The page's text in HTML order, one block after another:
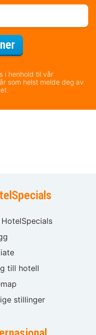
i henhold til vår
som helst melde deg av
HotelSpecials
till hotell
stillinger